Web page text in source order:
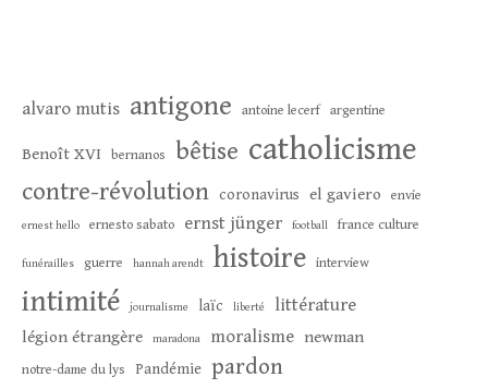
alvaro mutis antigone antoine lecerf argentine
Benoît XVI bernanos bêtise catholicisme
contre-révolution coronavirus el gaviero envie
ernest hello ernesto sabato ernst jünger football france culture
funérailles guerre hannah arendt histoire interview
intimité journalisme laïc liberté littérature
légion étrangère maradona moralisme newman
notre-dame du lys Pandémie pardon